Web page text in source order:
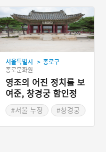
서울특별시 > 종로구
종로문화원
영조의 어진 정치를 보
여준, 창경궁 함인정
#서울 누정
#창경궁